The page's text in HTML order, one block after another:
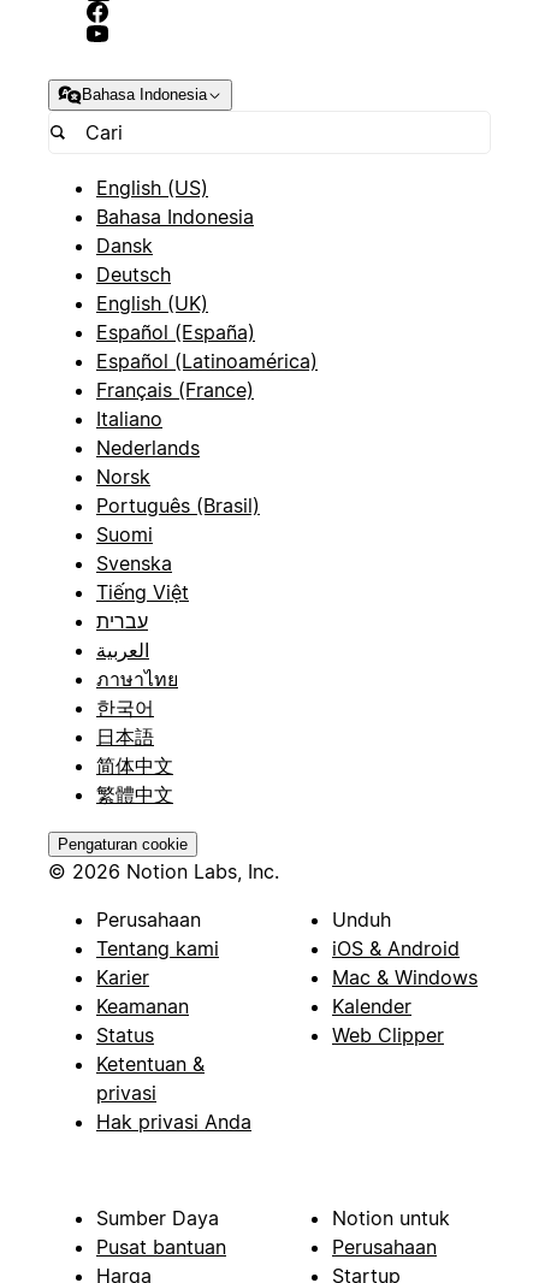
Bahasa Indonesia
English (US)
Bahasa Indonesia
Dansk
Deutsch
English (UK)
Español (España)
Español (Latinoamérica)
Français (France)
Italiano
Nederlands
Norsk
Português (Brasil)
Suomi
Svenska
Tiếng Việt
עברית
العربية
ภาษาไทย
한국어
日本語
简体中文
繁體中文
Pengaturan cookie
© 2026 Notion Labs, Inc.
Perusahaan
Tentang kami
Karier
Keamanan
Status
Ketentuan &
privasi
Hak privasi Anda
Unduh
iOS & Android
Mac & Windows
Kalender
Web Clipper
Sumber Daya
Pusat bantuan
Harga
Notion untuk
Perusahaan
Startup